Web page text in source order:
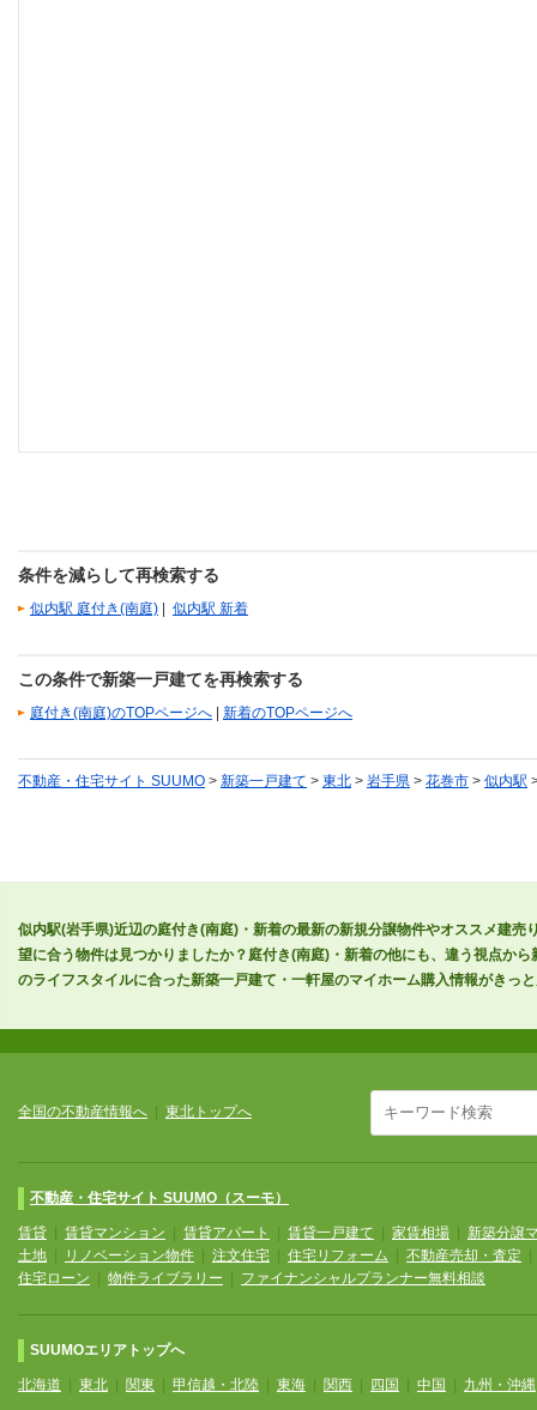
条件を減らして再検索する
似内駅 庭付き(南庭) | 似内駅 新着
この条件で新築一戸建てを再検索する
庭付き(南庭)のTOPページへ | 新着のTOPページへ
不動産・住宅サイト SUUMO > 新築一戸建て > 東北 > 岩手県 > 花巻市 > 似内駅
似内駅(岩手県)近辺の庭付き(南庭)・新着の最新の新規分譲物件やオススメ建
望に合う物件は見つかりましたか？庭付き(南庭)・新着の他にも、違う視点か
のライフスタイルに合った新築一戸建て・一軒屋のマイホーム購入情報がきっ
全国の不動産情報へ 東北トップへ
不動産・住宅サイト SUUMO（スーモ）
賃貸 賃貸マンション 賃貸アパート 賃貸一戸建て 家賃相場
新築分譲
土地
リノベーション物件 注文住宅 住宅リフォーム 不動産売却・査定
住宅ローン
物件ライブラリー ファイナンシャルプランナー無料相談
SUUMOエリアトップへ
北海道 東北 関東 甲信越・北陸 東海 関西 四国 中国 九州・沖縄